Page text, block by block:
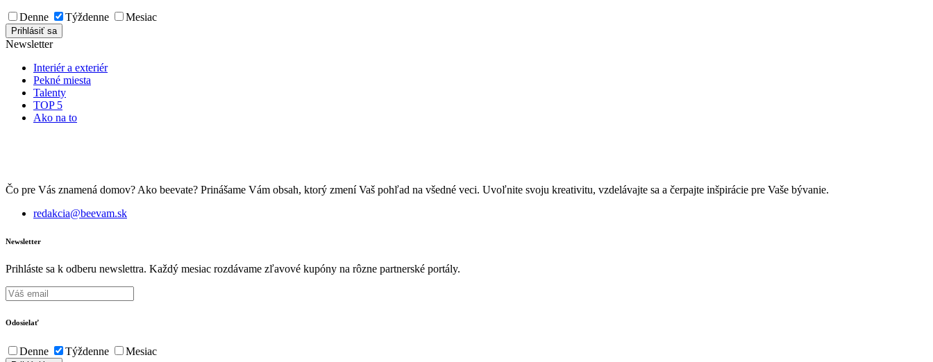
Denne Týždenne Mesiac
Newsletter
Interiér a exteriér
Pekné miesta
Talenty
TOP 5
Ako na to
Čo pre Vás znamená domov? Ako beevate? Prinášame Vám obsah, ktorý zmení Vaš pohľad na všedné veci. Uvoľnite svoju kreativitu, vzdelávajte sa a čerpajte inšpirácie pre Vaše bývanie.
redakcia@beevam.sk
Newsletter
Prihláste sa k odberu newslettra. Každý mesiac rozdávame zľavové kupóny na rôzne partnerské portály.
Odosielať
Denne Týždenne Mesiac